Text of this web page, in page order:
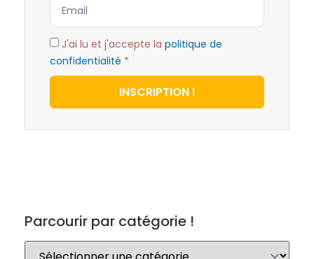
J'ai lu et j'accepte la politique de
confidentialité *
INSCRIPTION !
Parcourir par catégorie !